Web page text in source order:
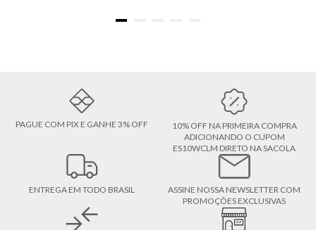
PAGUE COM PIX E GANHE 3% OFF
10% OFF NA PRIMEIRA COMPRA
ADICIONANDO O CUPOM
ES10WCLM DIRETO NA SACOLA
ENTREGA EM TODO BRASIL
ASSINE NOSSA NEWSLETTER COM
PROMOÇÕES EXCLUSIVAS